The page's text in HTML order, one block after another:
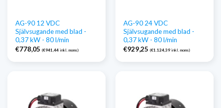
AG-90 12 VDC
Självsugande med blad -
0,37 kW - 80 l/min
€778,05 (€941,44 inkl. moms)
AG-90 24 VDC
Självsugande med blad -
0,37 kW - 80 l/min
€929,25 (€1.124,39 inkl. moms)